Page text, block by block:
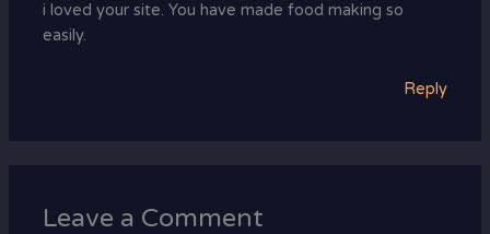
i loved your site. You have made food making so
easily.
Reply
Leave a Comment